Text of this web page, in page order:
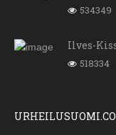
534349
Ilves-
518334